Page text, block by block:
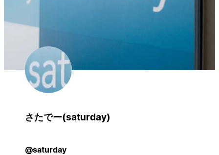
さたでー(saturday)
@saturday